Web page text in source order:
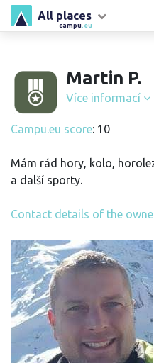
campu .eu
All places
Martin P.
Více informací
Campu.eu score: 10
Mám rád hory, kolo,
a další sporty.
Contact details of the